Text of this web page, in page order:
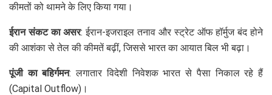
कीमतों को थामने के लिए किया गया।
ईरान संकट का असर: ईरान-इजराइल तनाव और स्ट्रेट ऑफ हॉर्मुज बंद होने
की आशंका से तेल की कीमतें बढ़ीं, जिससे भारत का आयात बिल भी बढ़ा।
पूंजी का बहिर्गमन: लगातार विदेशी निवेशक भारत से पैसा निकाल रहे हैं
(Capital Outflow)।